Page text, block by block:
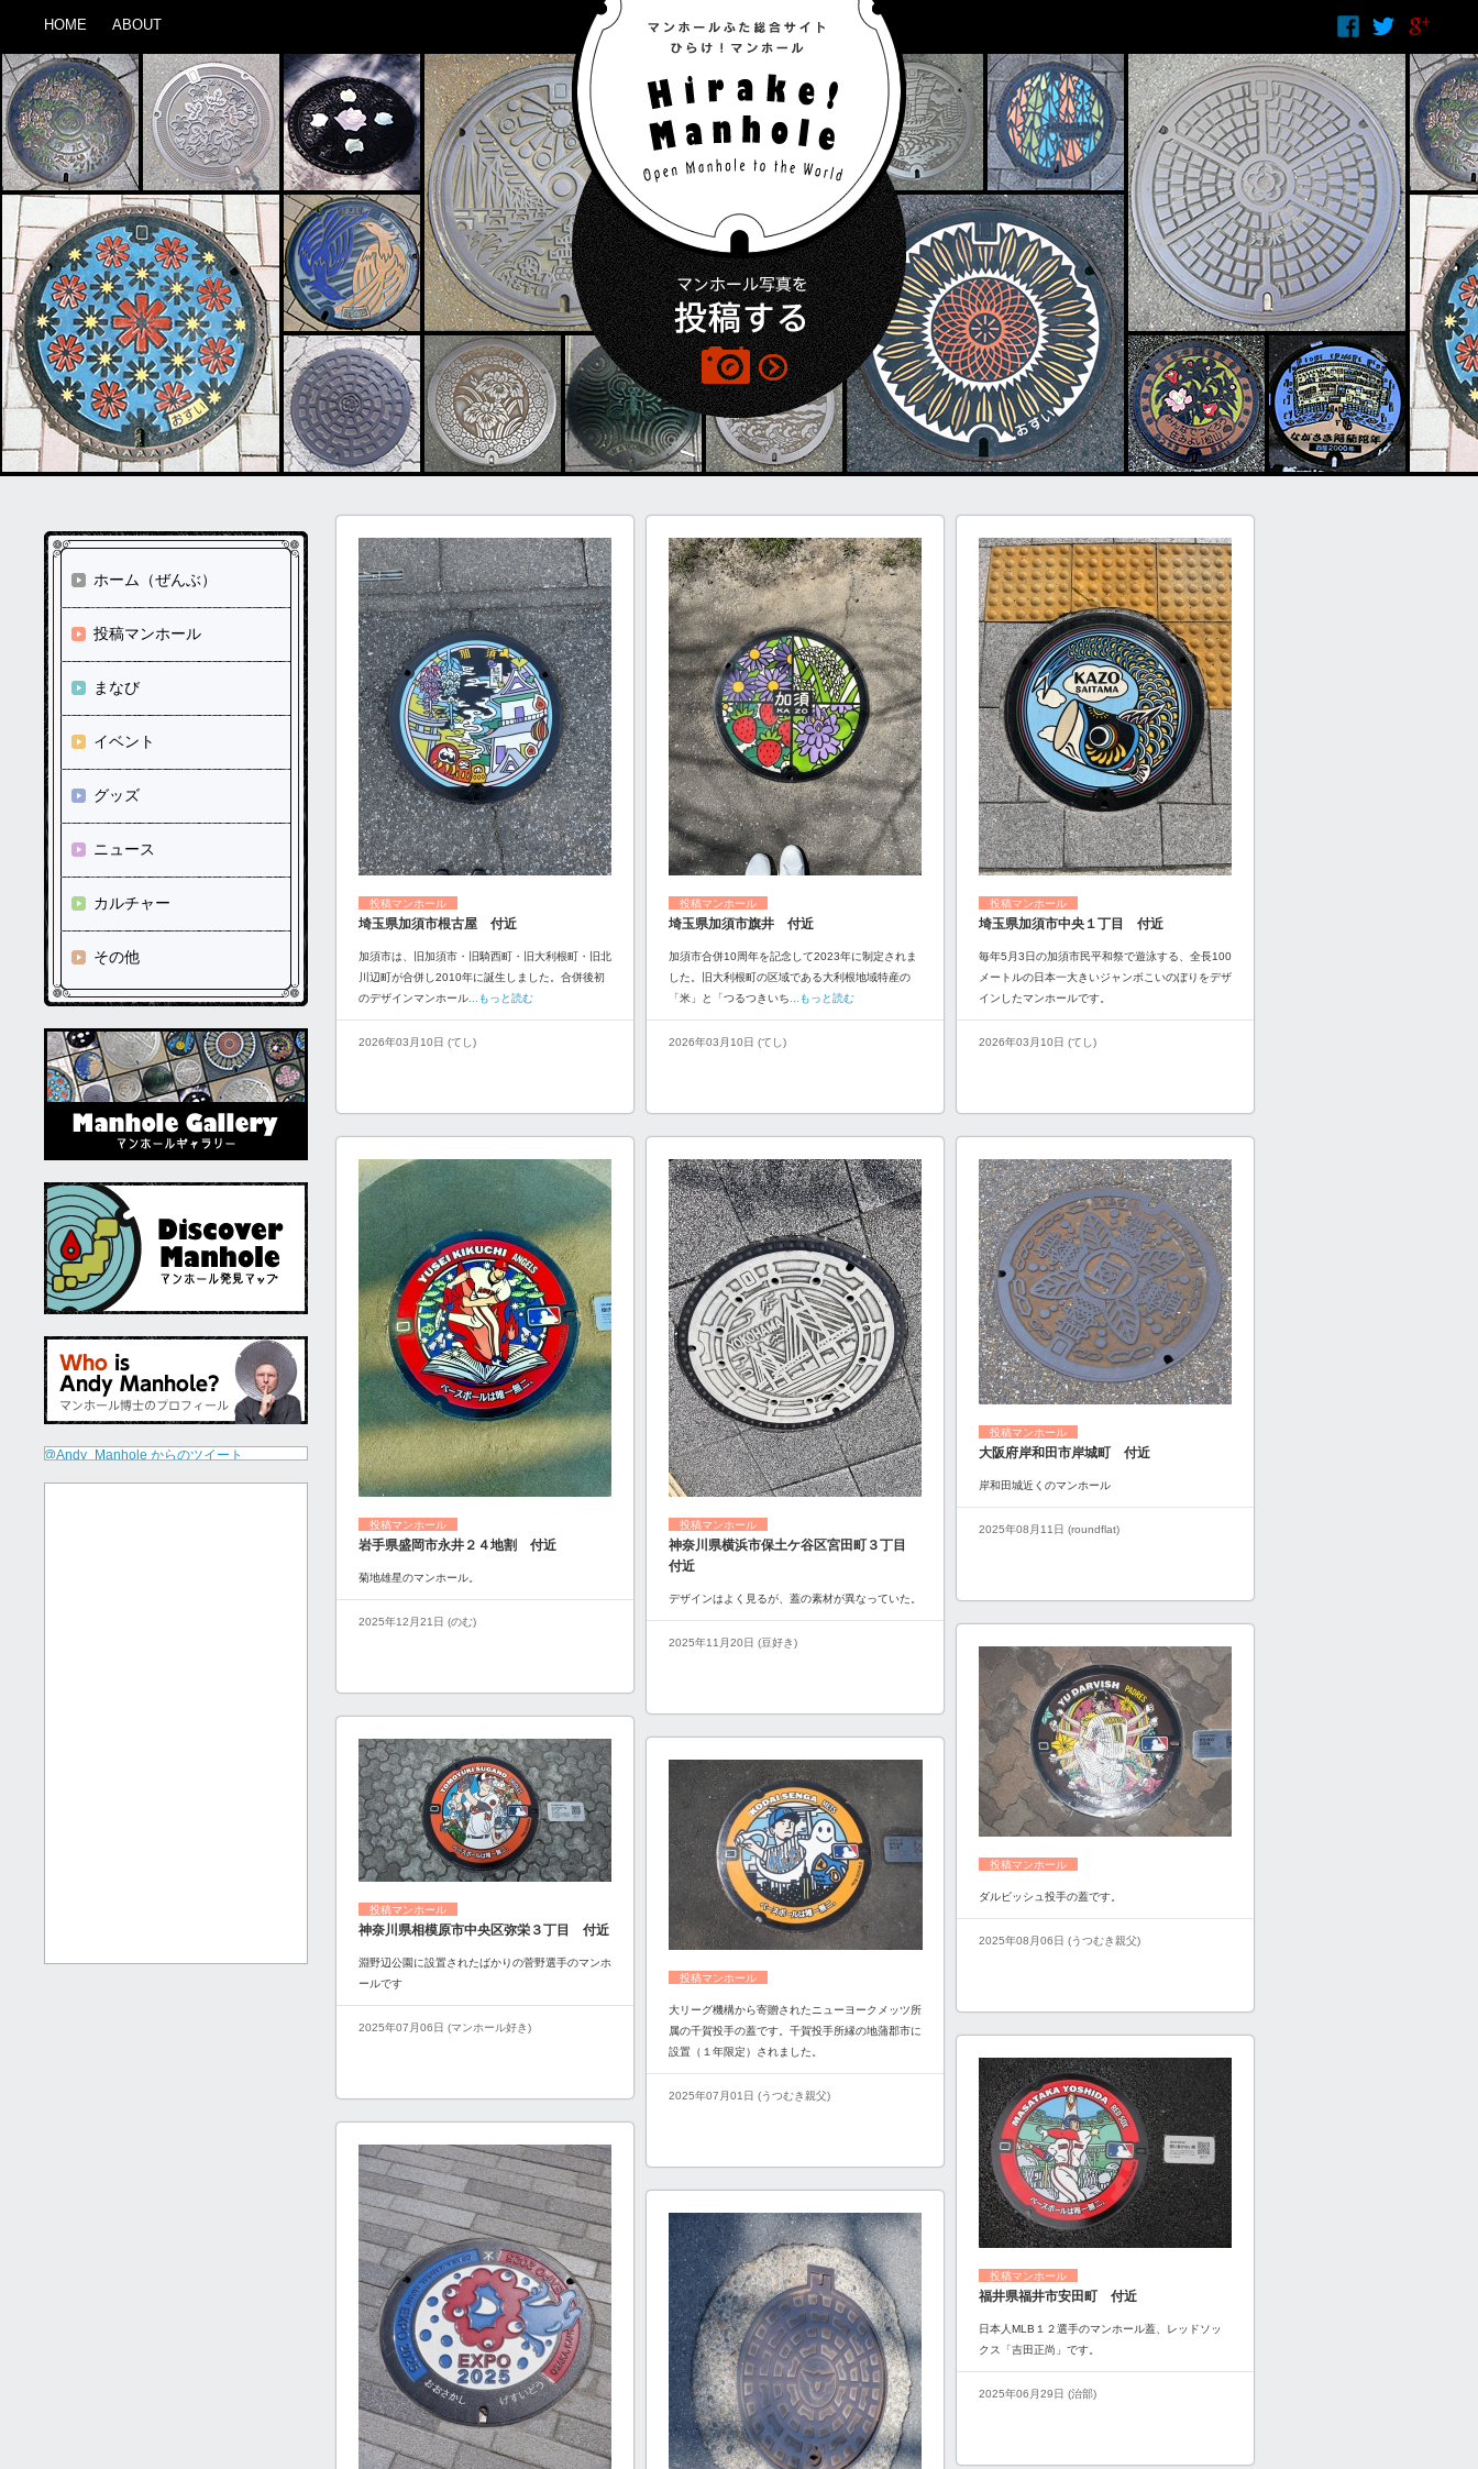
HOME ABOUT
ホーム（ぜんぶ）
投稿マンホール
まなび
イベント
グッズ
ニュース
カルチャー
その他
@Andy_Manhole からのツイート
投稿マンホール
埼玉県加須市根古屋 付近
加須市は、旧加須市・旧騎西町・旧大利根町・旧北
川辺町が合併し2010年に誕生しました。合併後初
のデザインマンホール ...もっと読む
2026年03月10日 (てし)
投稿マンホール
埼玉県加須市旗井 付近
加須市合併10周年を記念して2023年に制定されま
した。旧大利根町の区域である大利根地域特産の
「米」と「つるつきいち ...もっと読む
2026年03月10日 (てし)
投稿マンホール
埼玉県加須市中央１丁目 付近
毎年5月3日の加須市民平和祭で遊泳する、全長100
メートルの日本一大きいジャンボこいのぼりをデザ
インしたマンホールです。
2026年03月10日 (てし)
投稿マンホール
岩手県盛岡市永井２４地割 付近
菊地雄星のマンホール。
2025年12月21日 (のむ)
投稿マンホール
神奈川県横浜市保土ケ谷区宮田町３丁目
付近
デザインはよく見るが、蓋の素材が異なっていた。
2025年11月20日 (豆好き)
投稿マンホール
大阪府岸和田市岸城町 付近
岸和田城近くのマンホール
2025年08月11日 (roundflat)
投稿マンホール
ダルビッシュ投手の蓋です。
2025年08月06日 (うつむき親父)
投稿マンホール
神奈川県相模原市中央区弥栄３丁目 付近
淵野辺公園に設置されたばかりの菅野選手のマンホ
ールです
2025年07月06日 (マンホール好き)
投稿マンホール
大リーグ機構から寄贈されたニューヨークメッツ所
属の千賀投手の蓋です。千賀投手所縁の地蒲郡市に
設置（１年限定）されました。
2025年07月01日 (うつむき親父)
投稿マンホール
福井県福井市安田町 付近
日本人MLB１２選手のマンホール蓋、レッドソッ
クス「吉田正尚」です。
2025年06月29日 (治部)